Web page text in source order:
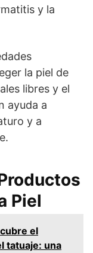
y la
la piel de
libres y el
ayuda a
y a
Piel
el
tatuaje: una